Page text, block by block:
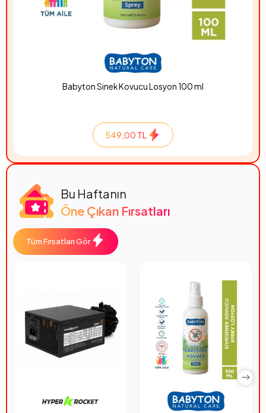
Babyton Sinek Kovucu Losyon 100 ml
549,00 TL
Bu Haftanın
Öne Çıkan Fırsatları
Tüm Fırsatları Gör